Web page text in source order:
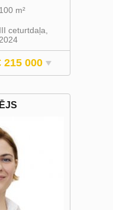
100 m²
III ceturtdaļa,
2024
215 000